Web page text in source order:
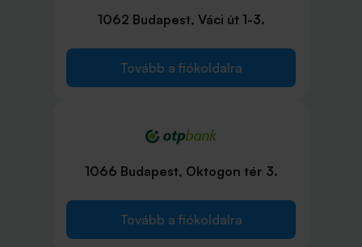
1062 Budapest, Váci út 1-3.
Tovább a fiókoldalra
1066 Budapest, Oktogon tér 3.
Tovább a fiókoldalra